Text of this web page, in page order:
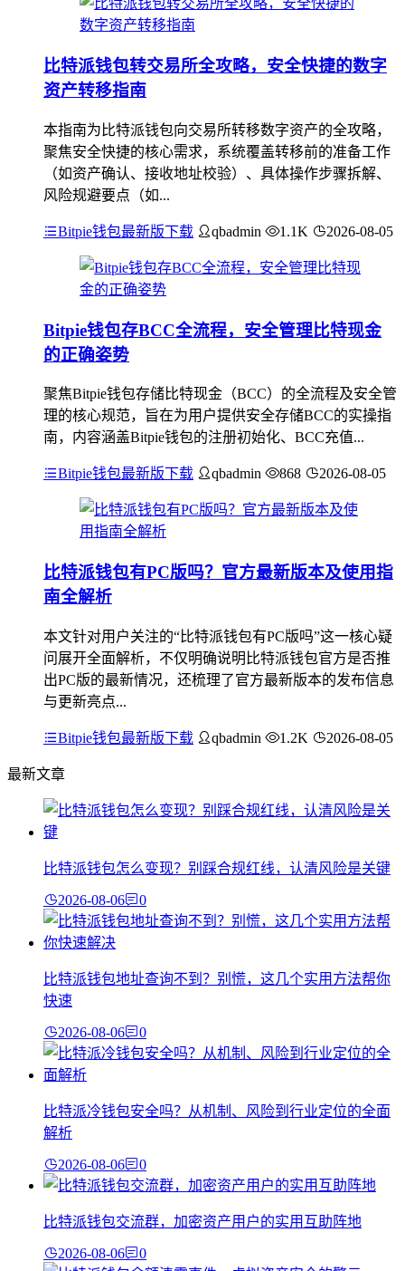
比特派钱包转交易所全攻略，安全快捷的数字
资产转移指南
本指南为比特派钱包向交易所转移数字资产的全攻略，
聚焦安全快捷的核心需求，系统覆盖转移前的准备工作
（如资产确认、接收地址校验）、具体操作步骤拆解、
风险规避要点（如...
Bitpie钱包最新版下载 qbadmin 1.1K 2026-08-05
Bitpie钱包存BCC全流程，安全管理比特现金
的正确姿势
聚焦Bitpie钱包存储比特现金（BCC）的全流程及安全管
理的核心规范，旨在为用户提供安全存储BCC的实操指
南，内容涵盖Bitpie钱包的注册初始化、BCC充值...
Bitpie钱包最新版下载 qbadmin 868 2026-08-05
比特派钱包有PC版吗？官方最新版本及使用指
南全解析
本文针对用户关注的“比特派钱包有PC版吗”这一核心疑
问展开全面解析，不仅明确说明比特派钱包官方是否推
出PC版的最新情况，还梳理了官方最新版本的发布信息
与更新亮点...
Bitpie钱包最新版下载 qbadmin 1.2K 2026-08-05
最新文章
比特派钱包怎么变现？别踩合规红线，认清风险是关键
2026-08-06 0
比特派钱包地址查询不到？别慌，这几个实用方法帮你
快速
2026-08-06 0
比特派冷钱包安全吗？从机制、风险到行业定位的全面
解析
2026-08-06 0
比特派钱包交流群，加密资产用户的实用互助阵地
2026-08-06 0